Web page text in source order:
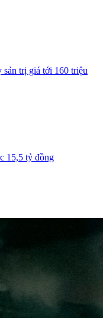
trị giá tới 160 triệu
15,5 tỷ đồng